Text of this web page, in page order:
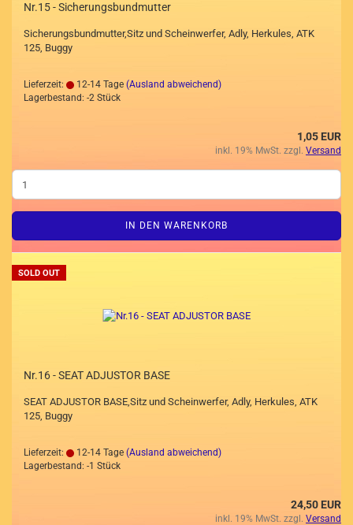
Nr.15 - Sicherungsbundmutter
Sicherungsbundmutter,Sitz und Scheinwerfer, Adly, Herkules, ATK
125, Buggy
Lieferzeit: 12-14 Tage (Ausland abweichend)
Lagerbestand: -2 Stück
1,05 EUR
inkl. 19% MwSt. zzgl. Versand
IN DEN WARENKORB
SOLD OUT
Nr.16 - SEAT ADJUSTOR BASE
SEAT ADJUSTOR BASE,Sitz und Scheinwerfer, Adly, Herkules, ATK
125, Buggy
Lieferzeit: 12-14 Tage (Ausland abweichend)
Lagerbestand: -1 Stück
24,50 EUR
inkl. 19% MwSt. zzgl. Versand